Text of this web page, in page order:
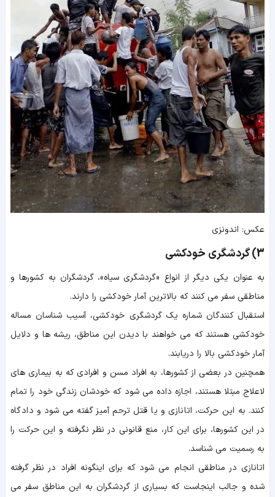
عکس: اندونزی
3) گردشگری خودکشی
به عنوان یکی دیگر از انواع «گردشگری سیاه»، گردشگران به کشورها و
مناطقی سفر می کنند که بالاترین آمار خودکشی را دارند.
استقبال کنندگان شماره یک گردشگری خودکشی، آسیب شناسان مساله
خودکشی هستند که می خواهند با دیدن این مناطق، ریشه ها و دلایل
آمار خودکشی بالا را دریابند.
همچنین در بعضی از کشورها، به افراد مسن و افرادی که به بیماری های
لاعلاج مبتلا هستند، اجازه داده می شود که خودشان زندگی خود را تمام
کنند. به این حرکت، اتانازی و یا قتل ترحم آمیز گفته می شود و دادگاه
در این کشورها، برای این کار، منع قانونی در نظر نگرفته و این حرکت را
به رسمیت می شناسد.
اتانازی در مناطقی انجام می شود که برای اینگونه افراد در نظر گرفته
شده و جالب اینجاست که بسیاری از گردشگران به این مناطق سفر می